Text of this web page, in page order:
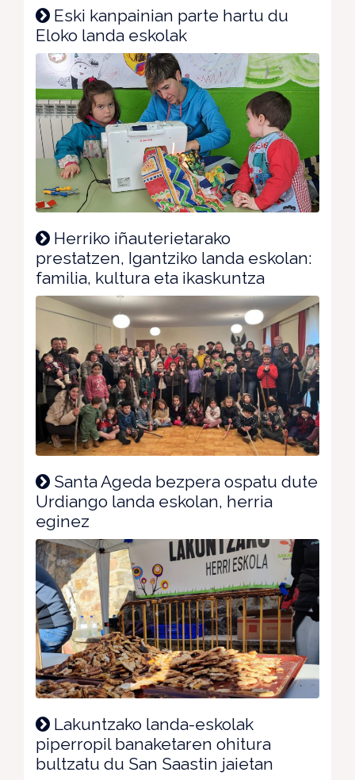
Eski kanpainian parte hartu du
Eloko landa eskolak
Herriko iñauterietarako
prestatzen, Igantziko landa eskolan:
familia, kultura eta ikaskuntza
Santa Ageda bezpera ospatu dute
Urdiango landa eskolan, herria
eginez
Lakuntzako landa-eskolak
piperropil banaketaren ohitura
bultzatu du San Saastin jaietan